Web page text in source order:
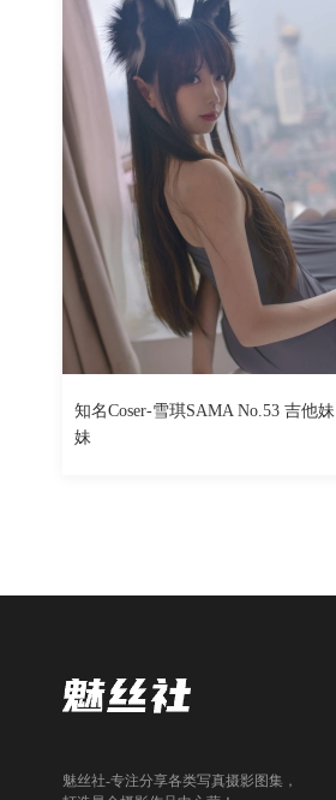
1485
By
知名Coser-雪琪SAMA No.53 吉他妹
妹
魅丝社-专注分享各类写真摄影图集，